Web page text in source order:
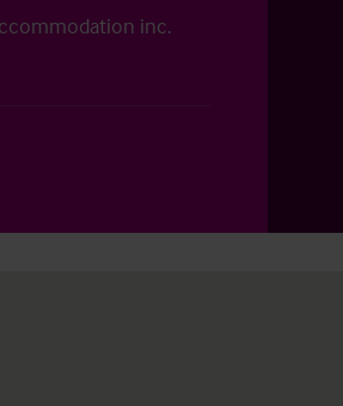
inc.